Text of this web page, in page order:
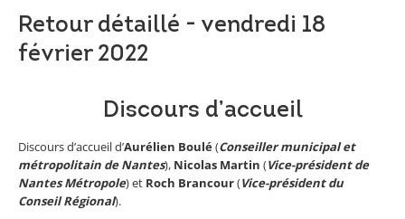
Retour détaillé - vendredi 18
février 2022
Discours d’accueil
Discours d’accueil d’Aurélien Boulé(Conseiller municipal et
métropolitain de Nantes), Nicolas Martin (Vice-président de
Nantes Métropole) et Roch Brancour(Vice-président du
Conseil Régional).